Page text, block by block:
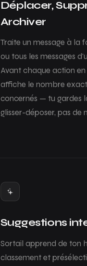
Déplacer,
Archiver
Traite un message à la
ou tous les messages
Avant chaque action en
affiche le nombre
concernés — tu gardes
glisser-déposer, pas de
Suggestions
Sortail apprend de ton
classement et